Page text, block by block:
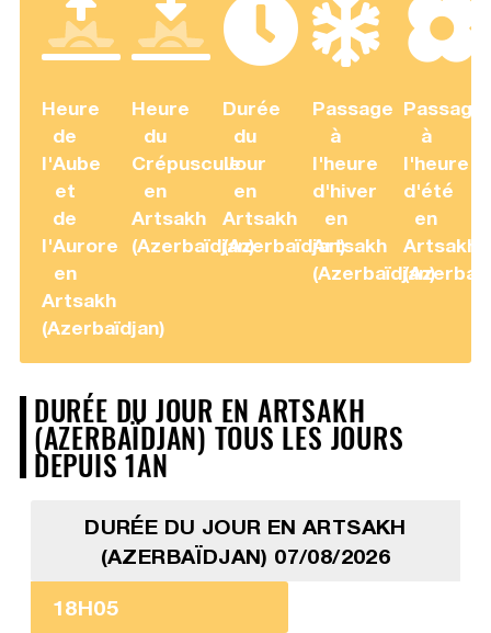
Heure
de
l'Aube
et
de
l'Aurore
en
Artsakh
(Azerbaïdjan)
Heure
du
Crépuscule
en
Artsakh
(Azerbaïdjan)
Durée
du
Jour
en
Artsakh
(Azerbaïdjan)
Passage
à
l'heure
d'hiver
en
Artsakh
(Azerbaïdjan)
Passage
à
l'heure
d'été
en
Artsakh
DURÉE DU JOUR EN ARTSAKH
(AZERBAÏDJAN) TOUS LES JOURS
DEPUIS 1AN
DURÉE DU JOUR EN ARTSAKH
(AZERBAÏDJAN) 07/08/2026
18H05